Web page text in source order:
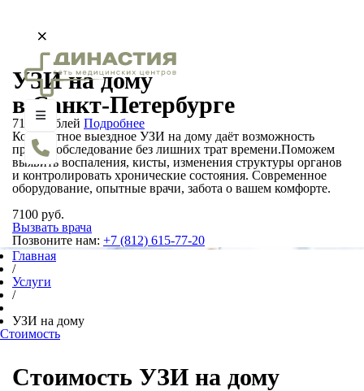
УЗИ на дому
в Санкт-Петербурге
7100 рублей Подробнее
Комфортное выездное УЗИ на дому даёт возможность
пройти обследование без лишних трат времени.Поможем
выявить воспаления, кисты, изменения структуры органов
и контролировать хронические состояния. Современное
оборудование, опытные врачи, забота о вашем комфорте.
7100 руб.
Вызвать врача
Позвоните нам: +7 (812) 615-77-20
Главная
/
Услуги
/
УЗИ на дому
Стоимость
Стоимость УЗИ на дому
×
Заявка на вызов врача
Заполните форму, и в течение нескольких минут
мы перезвоним, чтобы уточнить симптомы и
назначить врача.
Я согласен наобработку персональных данных
и ознакомлен с
политикой конфиденциальности
×
Заявка на забор анализов
Заполните форму, и в течение пяти минут мы
перезвоним, чтобы уточнить симптомы и назначить
врача.